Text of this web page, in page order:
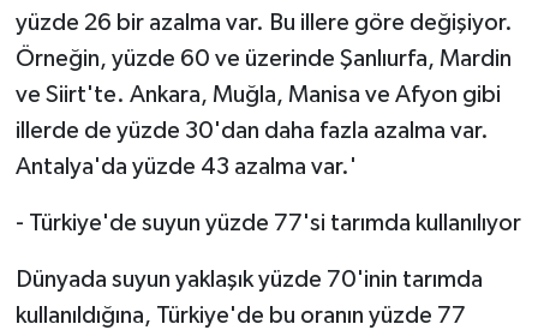
yüzde 26 bir azalma var. Bu illere göre değişiyor.
Örneğin, yüzde 60 ve üzerinde Şanlıurfa, Mardin
ve Siirt'te. Ankara, Muğla, Manisa ve Afyon gibi
illerde de yüzde 30'dan daha fazla azalma var.
Antalya'da yüzde 43 azalma var.'
- Türkiye'de suyun yüzde 77'si tarımda kullanılıyor
Dünyada suyun yaklaşık yüzde 70'inin tarımda
kullanıldığına, Türkiye'de bu oranın yüzde 77